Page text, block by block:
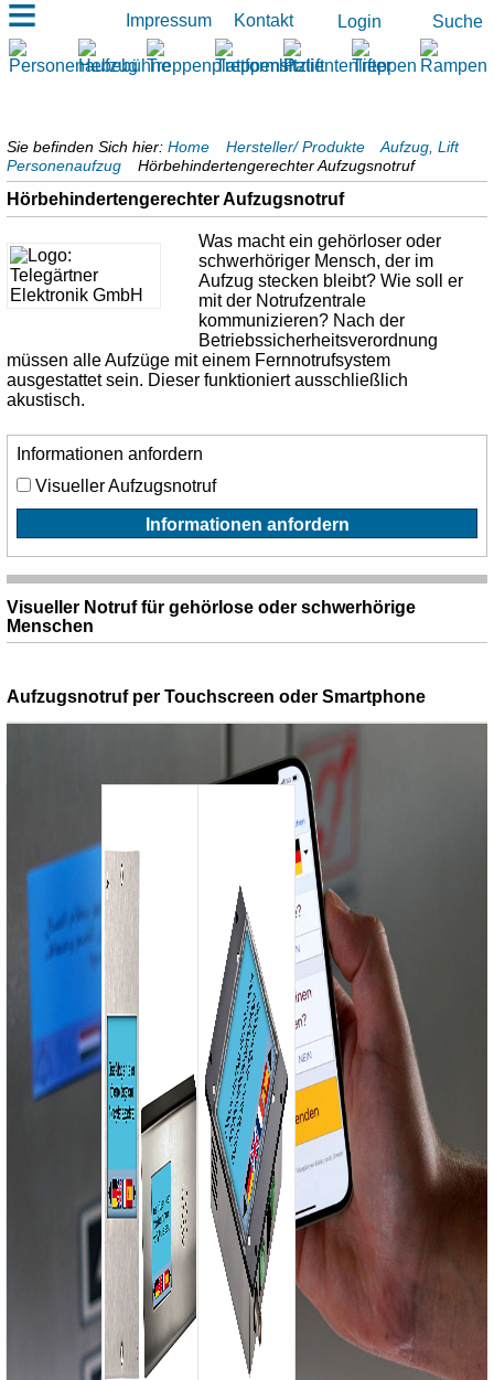
Impressum Kontakt Login Suche
≡
Sie befinden Sich hier:Home Hersteller/ Produkte
Aufzug, Lift
Personenaufzug
Hörbehindertengerechter Aufzugsnotruf
Hörbehindertengerechter Aufzugsnotruf
Was macht ein gehörloser oder
schwerhöriger Mensch, der im
Aufzug stecken bleibt? Wie soll er
mit der Notrufzentrale
kommunizieren? Nach der
Betriebssicherheitsverordnung
müssen alle Aufzüge mit einem Fernnotrufsystem
ausgestattet sein. Dieser funktioniert ausschließlich
akustisch.
Informationen anfordern
Visueller Aufzugsnotruf
Informationen anfordern
Visueller Notruf für gehörlose oder schwerhörige
Menschen
Aufzugsnotruf per Touchscreen oder Smartphone